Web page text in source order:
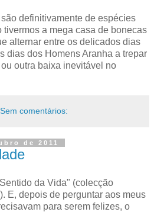
definitivamente de espécies
tivermos a mega casa de bonecas
alternar entre os delicados dias
dias dos Homens Aranha a trepar
outra baixa inevitável no
Sem comentários:
de 2011
da Vida" (colecção
E, depois de perguntar aos meus
para serem felizes, o